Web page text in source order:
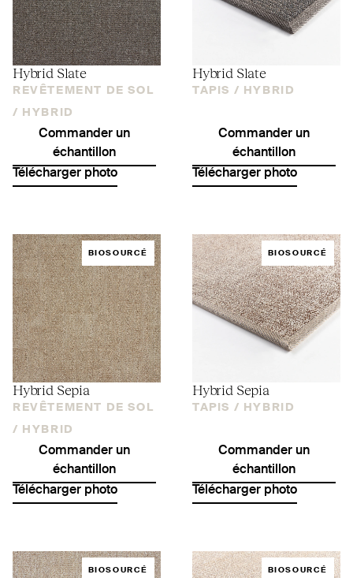
Hybrid Slate
REVÊTEMENT DE SOL
/
HYBRID
Commander un
échantillon
Télécharger photo
Hybrid Slate
TAPIS / HYBRID
Commander un
échantillon
Télécharger photo
BIOSOURCÉ
Hybrid Sepia
REVÊTEMENT DE SOL
/
HYBRID
Commander un
échantillon
Télécharger photo
BIOSOURCÉ
Hybrid Sepia
TAPIS / HYBRID
Commander un
échantillon
Télécharger photo
BIOSOURCÉ BIOSOURCÉ